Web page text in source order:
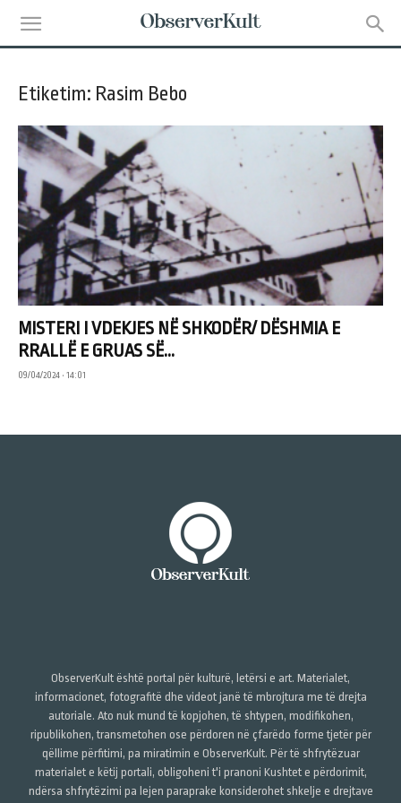
Etiketim: Rasim Bebo
MISTERI I VDEKJES NË SHKODËR/ DËSHMIA E
RRALLË E GRUAS SË...
09/04/2024 • 14:01
ObserverKult është portal për kulturë, letërsi e art. Materialet,
informacionet, fotografitë dhe videot janë të mbrojtura me të drejta
autoriale. Ato nuk mund të kopjohen, të shtypen, modifikohen,
ripublikohen, transmetohen ose përdoren në çfarëdo forme tjetër për
qëllime përfitimi, pa miratimin e ObserverKult. Për të shfrytëzuar
materialet e këtij portali, obligoheni t'i pranoni Kushtet e përdorimit,
ndërsa shfrytëzimi pa lejen paraprake konsiderohet shkelje e drejtave